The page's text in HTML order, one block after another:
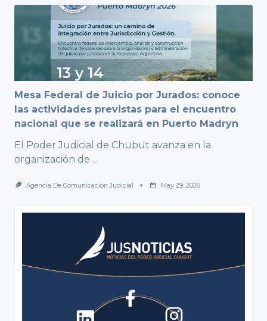
Mesa Federal de Juicio por Jurados: conoce
las actividades previstas para el encuentro
nacional que se realizará en Puerto Madryn
El Poder Judicial de Chubut avanza en la
organización de ...
Agencia De Comunicación Judicial May 29, 2026